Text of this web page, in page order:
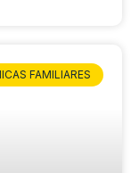
FAMILIARES